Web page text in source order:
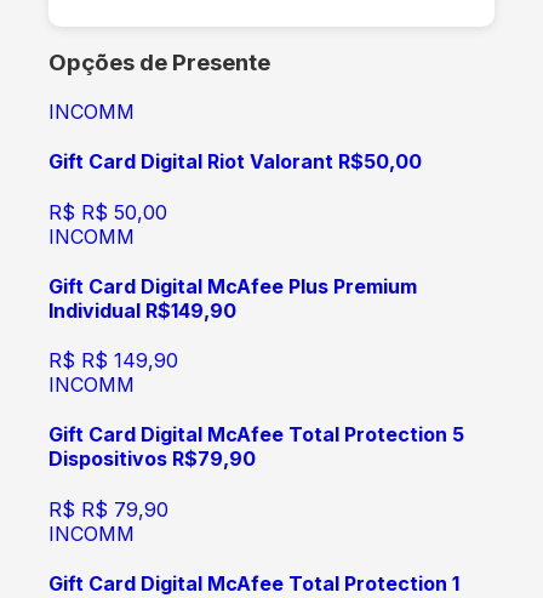
Opções de Presente
INCOMM
Gift Card Digital Riot Valorant R$50,00
R$ R$ 50,00
INCOMM
Gift Card Digital McAfee Plus Premium
Individual R$149,90
R$ R$ 149,90
INCOMM
Gift Card Digital McAfee Total Protection 5
Dispositivos R$79,90
R$ R$ 79,90
INCOMM
Gift Card Digital McAfee Total Protection 1